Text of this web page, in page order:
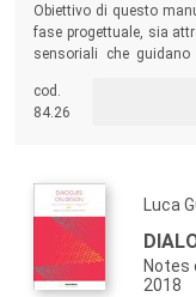
Obiettivo di questo
fase progettuale, sia
sensoriali che
che muovono il
un’idea.
cod.
84.26
Luca
Notes
2018